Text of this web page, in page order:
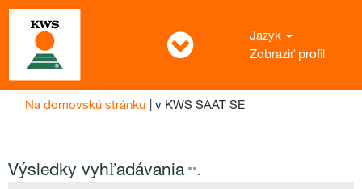
Jazyk
Zobraziť profil
Na domovskú stránku | v KWS SAAT SE(aktuálna
Výsledky vyhľadávania "".